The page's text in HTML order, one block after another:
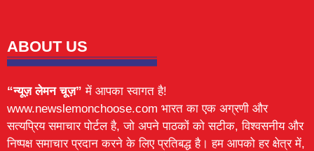
ABOUT US
“न्यूज़ लेमन चूज़” में आपका स्वागत है!
www.newslemonchoose.com भारत का एक अग्रणी और
सत्यप्रिय समाचार पोर्टल है, जो अपने पाठकों को सटीक, विश्वसनीय और
निष्पक्ष समाचार प्रदान करने के लिए प्रतिबद्ध है। हम आपको हर क्षेत्र में,